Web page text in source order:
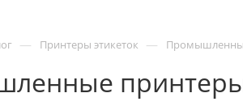
— Принтеры этикеток —
принтеры